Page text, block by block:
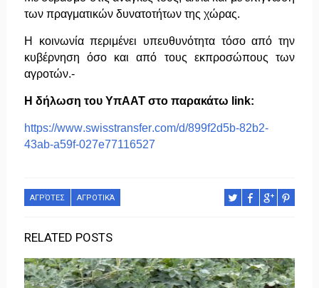
των πραγματικών δυνατοτήτων της χώρας.
Η κοινωνία περιμένει υπευθυνότητα τόσο από την
κυβέρνηση όσο και από τους εκπροσώπους των
αγροτών.-
Η δήλωση του ΥπΑΑΤ στο παρακάτω link:
https://www.swisstransfer.com/d/899f2d5b-82b2-
43ab-a59f-027e77116527
ΑΓΡΌΤΕΣ ΑΓΡΟΤΙΚΆ
RELATED POSTS